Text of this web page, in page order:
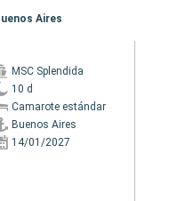
Aires
MSC Splendida
10 d
Camarote estándar
Buenos Aires
14/01/2027